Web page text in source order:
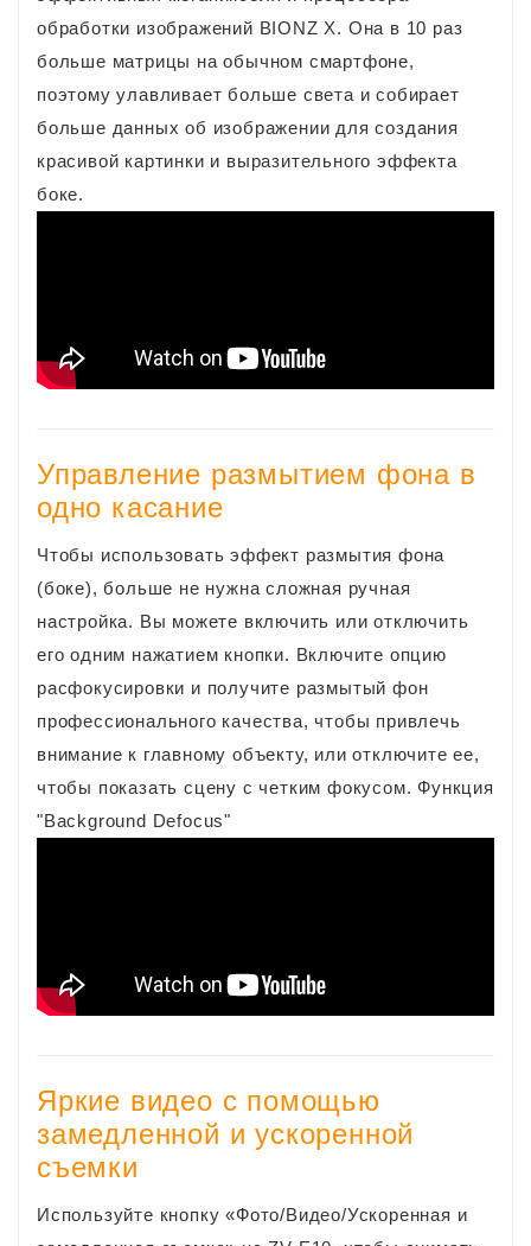
обработки изображений BIONZ X. Она в 10 раз
больше матрицы на обычном смартфоне,
поэтому улавливает больше света и собирает
больше данных об изображении для создания
красивой картинки и выразительного эффекта
боке.
Управление размытием фона в
одно касание
Чтобы использовать эффект размытия фона
(боке), больше не нужна сложная ручная
настройка. Вы можете включить или отключить
его одним нажатием кнопки. Включите опцию
расфокусировки и получите размытый фон
профессионального качества, чтобы привлечь
внимание к главному объекту, или отключите ее,
чтобы показать сцену с четким фокусом. Функция
"Background Defocus"
Яркие видео с помощью
замедленной и ускоренной
съемки
Используйте кнопку «Фото/Видео/Ускоренная и